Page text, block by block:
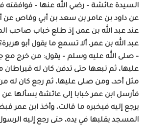
السيدة عائشة – رضي الله عنها – فوافقته
عن داود بن عامر بن سعد بن أبي وقاص عن
عند عبد الله بن عمر، إذ طلع خباب صاحب
عبد الله بن عمر، ألا تسمع ما يقول أبو
– صلى الله عليه وسلم – يقول: من خرج مع
عليها، ثم تبعها حتى تدفن كان له قيراطان
مثل أحد، ومن صلى عليها، ثم رجع كان له من
فأرسل ابن عمر خبابا إلى عائشة يسألها عن
يرجع إليه فيخبره ما قالت، وأخذ ابن عمر
المسجد يقلبها في يده، حتى رجع إليه